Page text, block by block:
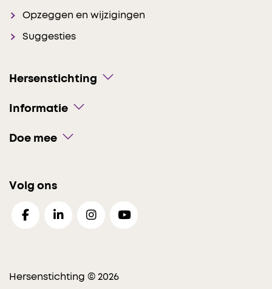
Opzeggen en wijzigingen
Suggesties
Hersenstichting
Informatie
Doe mee
Volg ons
Hersenstichting © 2026